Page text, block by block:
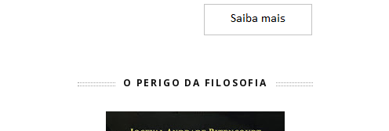
O PERIGO DA FILOSOFIA